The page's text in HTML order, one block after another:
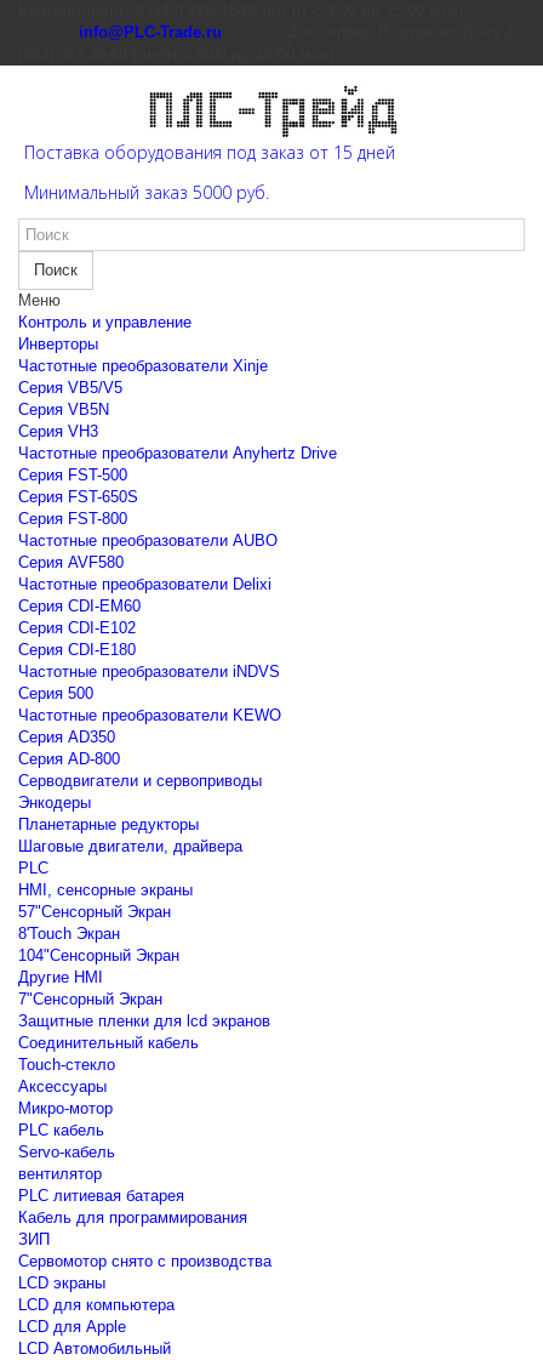
info@PLC-Trade.ru
Поставка оборудования под заказ от 15 дней
Минимальный заказ 5000 руб.
Поиск
Меню
Контроль и управление
Инверторы
Частотные преобразователи Xinje
Cерия VB5/V5
Cерия VB5N
Cерия VH3
Частотные преобразователи Anyhertz Drive
Серия FST-500
Серия FST-650S
Серия FST-800
Частотные преобразователи AUBO
Серия AVF580
Частотные преобразователи Delixi
Серия CDI-EM60
Серия CDI-E102
Серия CDI-E180
Частотные преобразователи iNDVS
Серия 500
Частотные преобразователи KEWO
Серия AD350
Серия AD-800
Серводвигатели и сервоприводы
Энкодеры
Планетарные редукторы
Шаговые двигатели, драйвера
PLC
HMI, сенсорные экраны
57"Сенсорный Экран
8'Touch Экран
104"Сенсорный Экран
Другие HMI
7"Сенсорный Экран
Защитные пленки для lcd экранов
Соединительный кабель
Touch-стекло
Аксессуары
Микро-мотор
PLC кабель
Servo-кабель
вентилятор
PLC литиевая батарея
Кабель для программирования
ЗИП
Сервомотор снято с производства
LCD экраны
LCD для компьютера
LCD для Apple
LCD Автомобильный